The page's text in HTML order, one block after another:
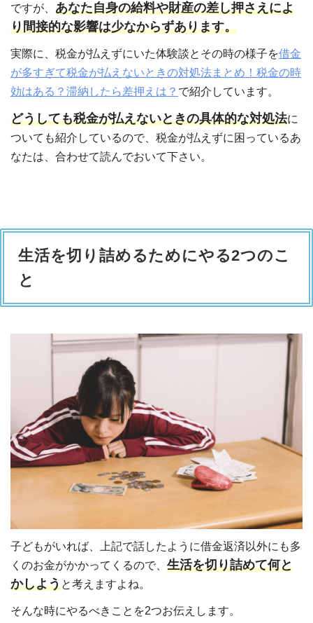
ですが、 あなた自身の給料や財産の差し押さえによ
り間接的な影響は少なからずあります。
実際に、税金が払えずにいた体験談とその時の様子を借金
が多すぎて税金が払えないときの対処法まとめ！税金の時
効はある？滞納したら差押えは？ で紹介しています。
どうしても税金が払えないときの具体的な対処法に
ついても紹介しているので、税金が払えずに困っているあ
なたは、合わせて読んでおいて下さい。
生活を切り詰めるためにやる2つのこ
と
子どもがいれば、上記で話したように借金返済以外にも多
くのお金がかかってくるので、 生活を切り詰めて何と
かしようと考えますよね。
そんな時にやるべきことを2つお伝えします。